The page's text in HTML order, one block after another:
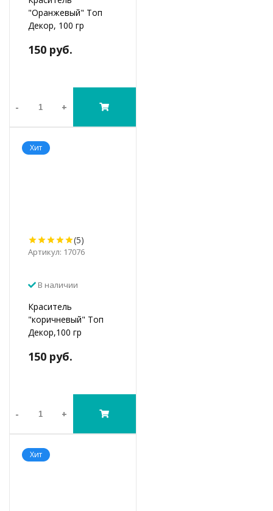
"Оранжевый" Топ
Декор, 100 гр
150 руб.
- +
Хит
(5)
Артикул: 17076
В наличии
Краситель
"коричневый" Топ
Декор,100 гр
150 руб.
- +
Хит